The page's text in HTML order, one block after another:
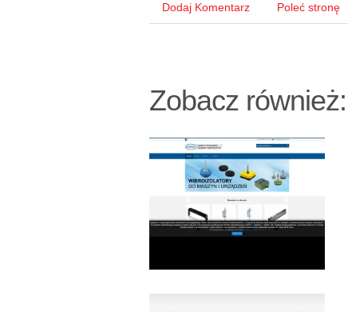
Dodaj Komentarz Poleć stronę
Zobacz również: